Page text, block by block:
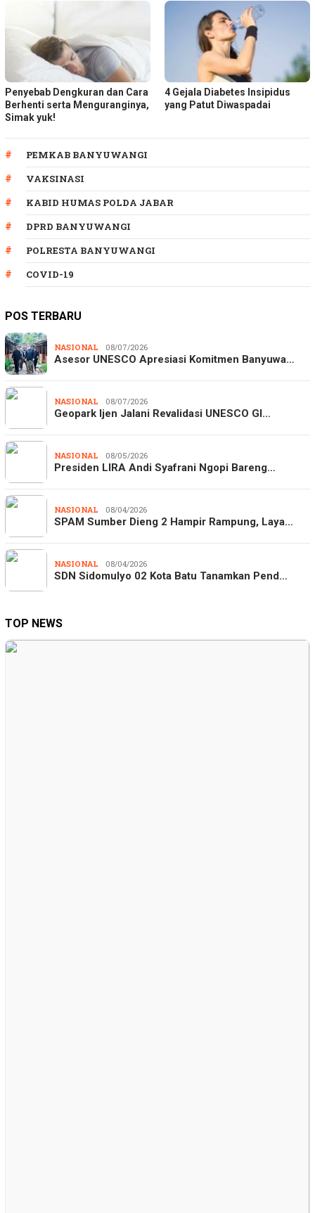
Penyebab Dengkuran dan Cara
Berhenti serta Menguranginya,
Simak yuk!
4 Gejala Diabetes Insipidus
yang Patut Diwaspadai
PEMKAB BANYUWANGI
VAKSINASI
KABID HUMAS POLDA JABAR
DPRD BANYUWANGI
POLRESTA BANYUWANGI
COVID-19
POS TERBARU
NASIONAL 08/07/2026
Asesor UNESCO Apresiasi Komitmen Banyuwa…
NASIONAL 08/07/2026
Geopark Ijen Jalani Revalidasi UNESCO Gl…
NASIONAL 08/05/2026
Presiden LIRA Andi Syafrani Ngopi Bareng…
NASIONAL 08/04/2026
SPAM Sumber Dieng 2 Hampir Rampung, Laya…
NASIONAL 08/04/2026
SDN Sidomulyo 02 Kota Batu Tanamkan Pend…
TOP NEWS